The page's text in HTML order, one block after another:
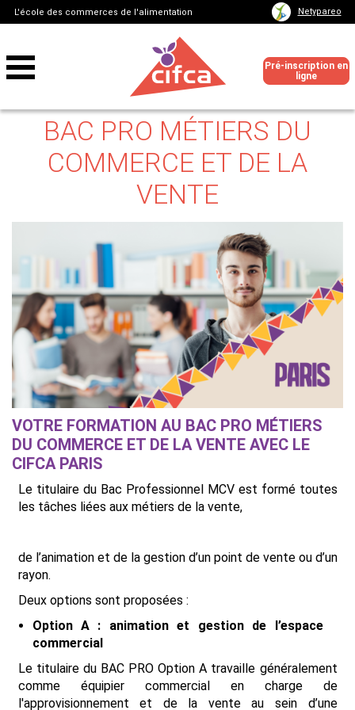
L'école des commerces de l'alimentation Netypareo
Pré-inscription en
ligne
BAC PRO MÉTIERS DU
COMMERCE ET DE LA
VENTE
VOTRE FORMATION AU BAC PRO MÉTIERS
DU COMMERCE ET DE LA VENTE AVEC LE
CIFCA PARIS
Le titulaire du Bac Professionnel MCV est formé toutes
les tâches liées aux métiers de la vente,
de l’animation et de la gestion d’un point de vente ou d’un
rayon.
Deux options sont proposées :
Option A : animation et gestion de l’espace
commercial
Le titulaire du BAC PRO Option A travaille généralement
comme équipier commercial en charge de
l'approvisionnement et de la vente au sein d’une